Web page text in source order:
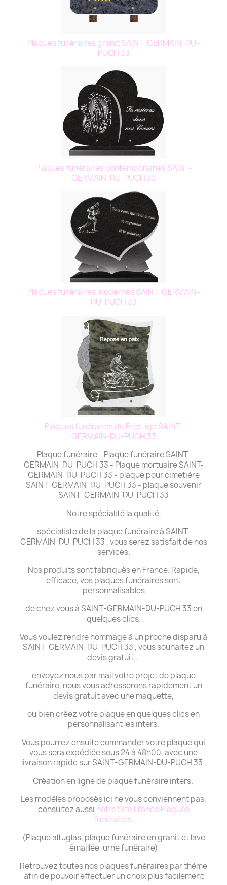
Plaques funéraires granit SAINT-GERMAIN-DU-
PUCH 33
Plaques funéraires contemporaines SAINT-
GERMAIN-DU-PUCH 33
Plaques funéraires modernes SAINT-GERMAIN-
DU-PUCH 33
Plaques funéraires de Prestige SAINT-
GERMAIN-DU-PUCH 33
Plaque funéraire - Plaque funéraire SAINT-
GERMAIN-DU-PUCH 33 - Plaque mortuaire SAINT-
GERMAIN-DU-PUCH 33 - plaque pour cimetière
SAINT-GERMAIN-DU-PUCH 33 - plaque souvenir
SAINT-GERMAIN-DU-PUCH 33
Notre spécialité la qualité.
spécialiste de la plaque funéraire à SAINT-
GERMAIN-DU-PUCH 33 , vous serez satisfait de nos
services.
Nos produits sont fabriqués en France. Rapide,
efficace, vos plaques funéraires sont
personnalisables
de chez vous à SAINT-GERMAIN-DU-PUCH 33 en
quelques clics.
Vous voulez rendre hommage à un proche disparu à
SAINT-GERMAIN-DU-PUCH 33 , vous souhaitez un
devis gratuit...
envoyez nous par mail votre projet de plaque
funéraire, nous vous adresserons rapidement un
devis gratuit avec une maquette,
ou bien créez votre plaque en quelques clics en
personnalisant les inters.
Vous pourrez ensuite commander votre plaque qui
vous sera expédiée sous 24 à 48h00, avec une
livraison rapide sur SAINT-GERMAIN-DU-PUCH 33 .
Création en ligne de plaque funéraire inters.
Les modèles proposés ici ne vous conviennent pas,
consultez aussi notre Site France Plaques
funéraires.
(Plaque altuglas, plaque funéraire en granit et lave
émaillée, urne funéraire)
Retrouvez toutes nos plaques funéraires par thème
afin de pouvoir effectuer un choix plus facilement